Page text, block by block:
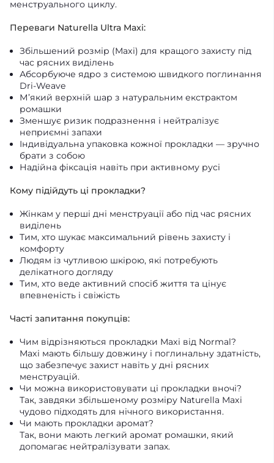
менструального циклу.
Переваги Naturella Ultra Maxi:
Збільшений розмір (Maxi) для кращого захисту під
час рясних виділень
Абсорбуюче ядро з системою швидкого поглинання
Dri-Weave
М’який верхній шар з натуральним екстрактом
ромашки
Зменшує ризик подразнення і нейтралізує
неприємні запахи
Індивідуальна упаковка кожної прокладки — зручно
брати з собою
Надійна фіксація навіть при активному русі
Кому підійдуть ці прокладки?
Жінкам у перші дні менструації або під час рясних
виділень
Тим, хто шукає максимальний рівень захисту і
комфорту
Людям із чутливою шкірою, які потребують
делікатного догляду
Тим, хто веде активний спосіб життя та цінує
впевненість і свіжість
Часті запитання покупців:
Чим відрізняються прокладки Maxi від Normal?
Maxi мають більшу довжину і поглинальну здатність,
що забезпечує захист навіть у дні рясних
менструацій.
Чи можна використовувати ці прокладки вночі?
Так, завдяки збільшеному розміру Naturella Maxi
чудово підходять для нічного використання.
Чи мають прокладки аромат?
Так, вони мають легкий аромат ромашки, який
допомагає нейтралізувати запах.